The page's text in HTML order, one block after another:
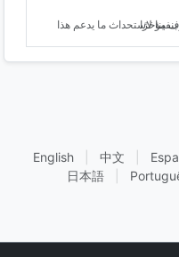
English 中文
日本語